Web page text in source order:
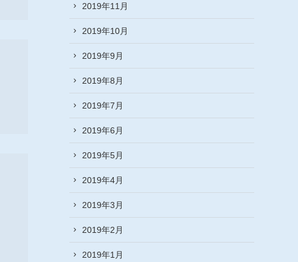
2019年11月
2019年10月
2019年9月
2019年8月
2019年7月
2019年6月
2019年5月
2019年4月
2019年3月
2019年2月
2019年1月